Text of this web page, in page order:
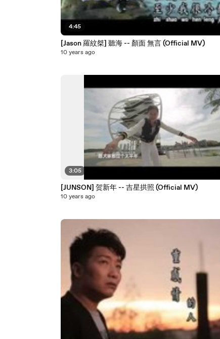
4:45
[Jason 羅紋桀] 聽海 -- 顏面 無言 (Official MV)
10 years ago
3:05
[JUNSON] 贺新年 -- 吉星拱照 (Official MV)
10 years ago